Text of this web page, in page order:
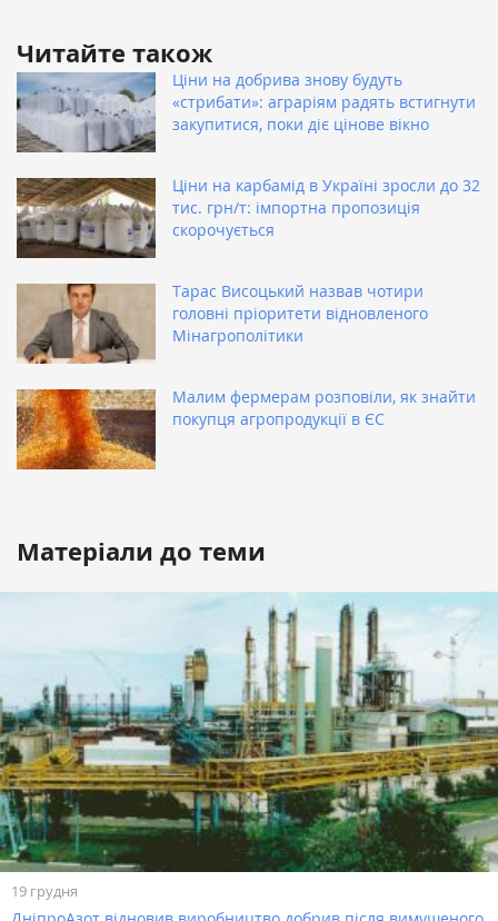
Читайте також
Ціни на добрива знову будуть
«стрибати»: аграріям радять встигнути
закупитися, поки діє цінове вікно
Ціни на карбамід в Україні зросли до 32
тис. грн/т: імпортна пропозиція
скорочується
Тарас Висоцький назвав чотири
головні пріоритети відновленого
Мінагрополітики
Малим фермерам розповіли, як знайти
покупця агропродукції в ЄС
Матеріали до теми
19 грудня